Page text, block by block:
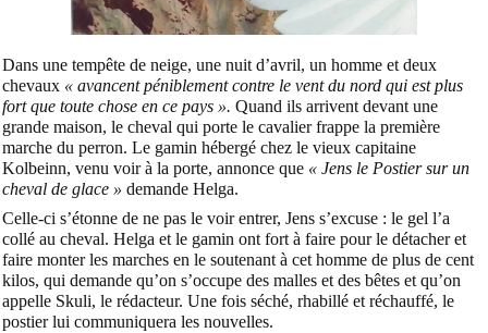
Dans une tempête de neige, une nuit d’avril, un homme et deux
chevaux « avancent péniblement contre le vent du nord qui est plus
fort que toute chose en ce pays ». Quand ils arrivent devant une
grande maison, le cheval qui porte le cavalierfrappe la première
marche du perron. Le gamin hébergé chez le vieux capitaine
Kolbeinn, venu voir à la porte, annonce que « Jens le Postier sur un
cheval de glace » demande Helga.
Celle-ci s’étonne de ne pas le voir entrer, Jens s’excuse : le gel l’a
collé au cheval. Helga et le gamin ont fort à faire pour le détacher et
faire monter les marches en le soutenant à cet homme de plus de cent
kilos, qui demande qu’on s’occupe des malles et des bêtes et qu’on
appelle Skuli, le rédacteur. Une fois séché, rhabillé et réchauffé, le
postier lui communiquera les nouvelles.